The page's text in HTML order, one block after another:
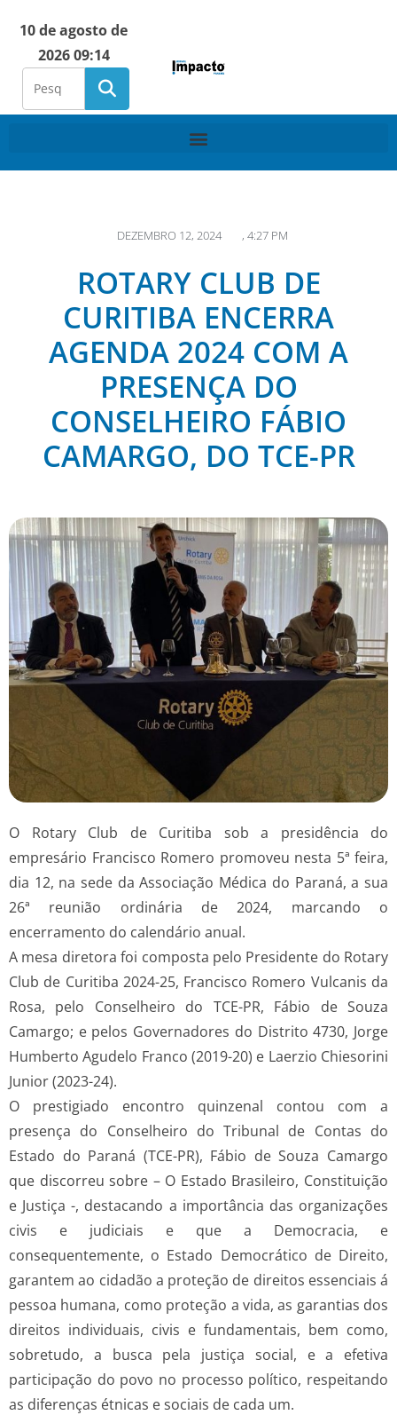
10 de agosto de
2026 09:14
DEZEMBRO 12, 2024 , 4:27 PM
ROTARY CLUB DE
CURITIBA ENCERRA
AGENDA 2024 COM A
PRESENÇA DO
CONSELHEIRO FÁBIO
CAMARGO, DO TCE-PR
O Rotary Club de Curitiba sob a presidência do
empresário Francisco Romero promoveu nesta 5ª feira,
dia 12, na sede da Associação Médica do Paraná, a sua
26ª reunião ordinária de 2024, marcando o
encerramento do calendário anual.
A mesa diretora foi composta pelo Presidente do Rotary
Club de Curitiba 2024-25, Francisco Romero Vulcanis da
Rosa, pelo Conselheiro do TCE-PR, Fábio de Souza
Camargo; e pelos Governadores do Distrito 4730, Jorge
Humberto Agudelo Franco (2019-20) e Laerzio Chiesorini
Junior (2023-24).
O prestigiado encontro quinzenal contou com a
presença do Conselheiro do Tribunal de Contas do
Estado do Paraná (TCE-PR), Fábio de Souza Camargo
que discorreu sobre – O Estado Brasileiro, Constituição
e Justiça -, destacando a importância das organizações
civis e judiciais e que a Democracia, e
consequentemente, o Estado Democrático de Direito,
garantem ao cidadão a proteção de direitos essenciais á
pessoa humana, como proteção a vida, as garantias dos
direitos individuais, civis e fundamentais, bem como,
sobretudo, a busca pela justiça social, e a efetiva
participação do povo no processo político, respeitando
as diferenças étnicas e sociais de cada um.